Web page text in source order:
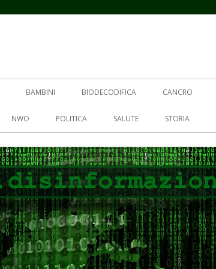
BAMBINI BIODECODIFICA CANCRO
NWO POLITICA SALUTE STORIA